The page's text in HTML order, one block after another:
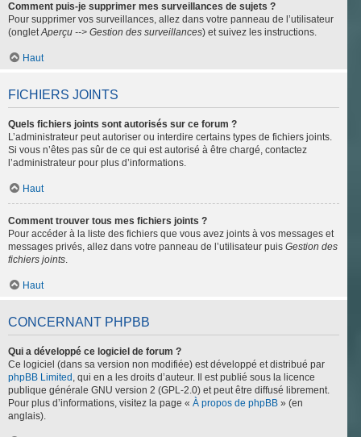
Comment puis-je supprimer mes surveillances de sujets ?
Pour supprimer vos surveillances, allez dans votre panneau de l’utilisateur
(ongletAperçu --> Gestion des surveillances) et suivez les instructions.
Haut
FICHIERS JOINTS
Quels fichiers joints sont autorisés sur ce forum ?
L’administrateur peut autoriser ou interdire certains types de fichiers joints.
Si vous n’êtes pas sûr de ce qui est autorisé à être chargé, contactez
l’administrateur pour plus d’informations.
Haut
Comment trouver tous mes fichiers joints ?
Pour accéder à la liste des fichiers que vous avez joints à vos messages et
messages privés, allez dans votre panneau de l’utilisateur puis Gestion des
fichiers joints.
Haut
CONCERNANT PHPBB
Qui a développé ce logiciel de forum ?
Ce logiciel (dans sa version non modifiée) est développé et distribué par
phpBB Limited , qui en a les droits d’auteur. Il est publié sous la licence
publique générale GNU version 2 (GPL-2.0) et peut être diffusé librement.
Pour plus d’informations, visitez la page « À propos de phpBB » (en
anglais).